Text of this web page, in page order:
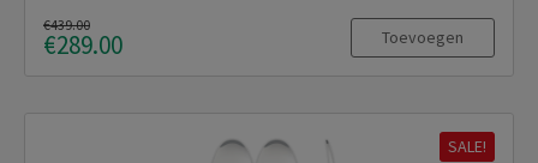
€439.00
€289.00 Toevoegen
SALE!